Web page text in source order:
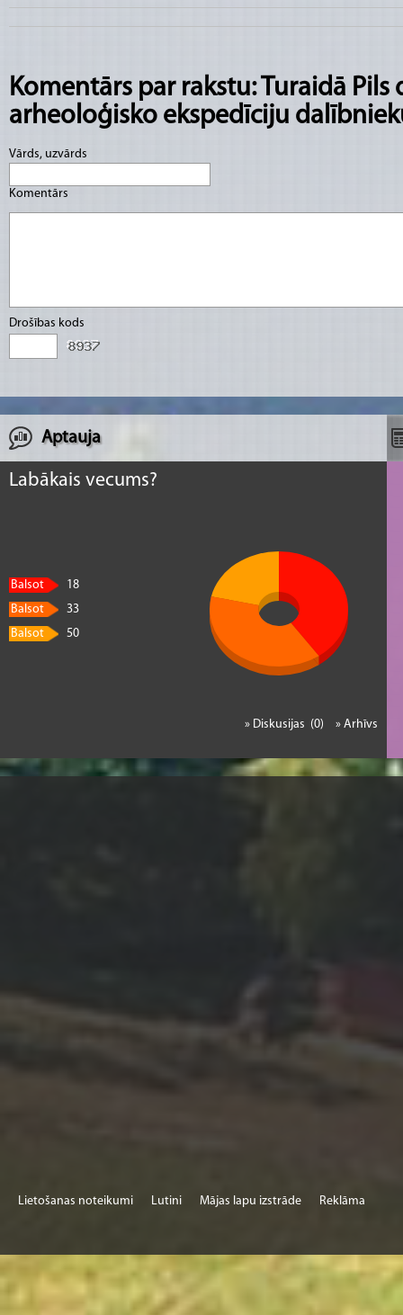
Komentārs par rakstu: Turaidā Pils
arheoloģisko ekspedīciju
Vārds, uzvārds
Komentārs
Drošības kods
Aptauja
Labākais vecums?
Balsot
18
Balsot
33
Balsot
50
» Arhīvs
» Diskusijas (0)
Lietošanas noteikumi Lutini Mājas lapu izstrāde Reklāma